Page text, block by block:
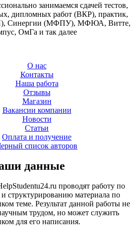
занимаемся сдачей тестов,
дипломных работ (ВКР), практик,
Синергии (МФПУ), МФЮА, Витте,
ОмГа и так далее
О нас
Контакты
Наша работа
Отзывы
Магазин
Вакансии компании
Новости
Статьи
Оплата и получение
список авторов
данные
проводят работу по
и структурированию материала по
теме. Результат данной работы не
трудом, но может служить
для его написания.